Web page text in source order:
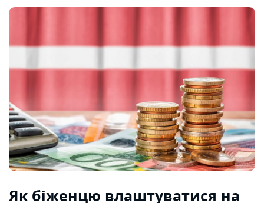
Як біженцю влаштуватися на